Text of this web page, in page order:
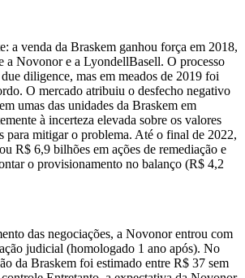
a venda da Braskem ganhou força em 2018,
a Novonor e a LyondellBasell. O processo
diligence, mas em meados de 2019 foi
O mercado atribuiu o desfecho negativo
umas das unidades da Braskem em
à incerteza elevada sobre os valores
para mitigar o problema. Até o final de 2022,
R$ 6,9 bilhões em ações de remediação e
o provisionamento no balanço (R$ 4,2
das negociações, a Novonor entrou com
judicial (homologado 1 ano após). No
da Braskem foi estimado entre R$ 37 sem